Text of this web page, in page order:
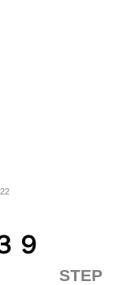
９
STEP